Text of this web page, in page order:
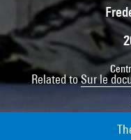
Related toSur le